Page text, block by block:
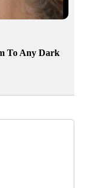
To Any Dark